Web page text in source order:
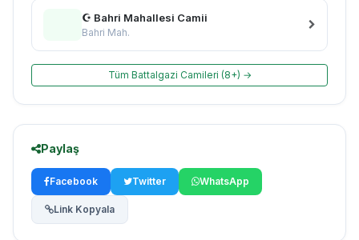
☪ Bahri Mahallesi Camii
Bahri Mah.
Tüm Battalgazi Camileri (8+) →
Paylaş
Facebook Twitter WhatsApp
Link Kopyala